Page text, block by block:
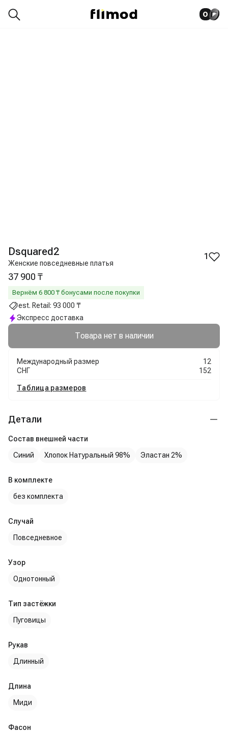
0
Dsquared2
Женские повседневные платья
1
37 900 ₸
Вернём 6 800 ₸ бонусами после покупки
est. Retail: 93 000 ₸
Экспресс доставка
Товара нет в наличии
Международный размер
12
СНГ
152
Таблица размеров
Детали
Состав внешней части
Синий
Хлопок Натуральный 98% Эластан 2%
В комплекте
без комплекта
Случай
Повседневное
Узор
Однотонный
Тип застёжки
Пуговицы
Рукав
Длинный
Длина
Миди
Фасон